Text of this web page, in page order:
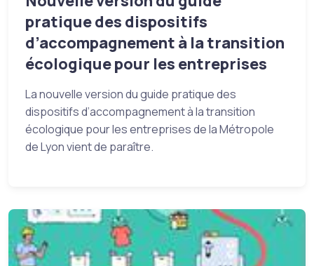
pratique des dispositifs
d’accompagnement à la transition
écologique pour les entreprises
La nouvelle version du guide pratique des
dispositifs d’accompagnement à la transition
écologique pour les entreprises de la Métropole
de Lyon vient de paraître.